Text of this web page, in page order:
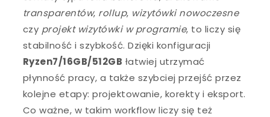
transparentów, rollup, wizytówki nowoczesne
czy projekt wizytówki w programie, to liczy się
stabilność i szybkość. Dzięki konfiguracji
Ryzen7/16GB/512GB łatwiej utrzymać
płynność pracy, a także szybciej przejść przez
kolejne etapy: projektowanie, korekty i eksport.
Co ważne, w takim workflow liczy się też